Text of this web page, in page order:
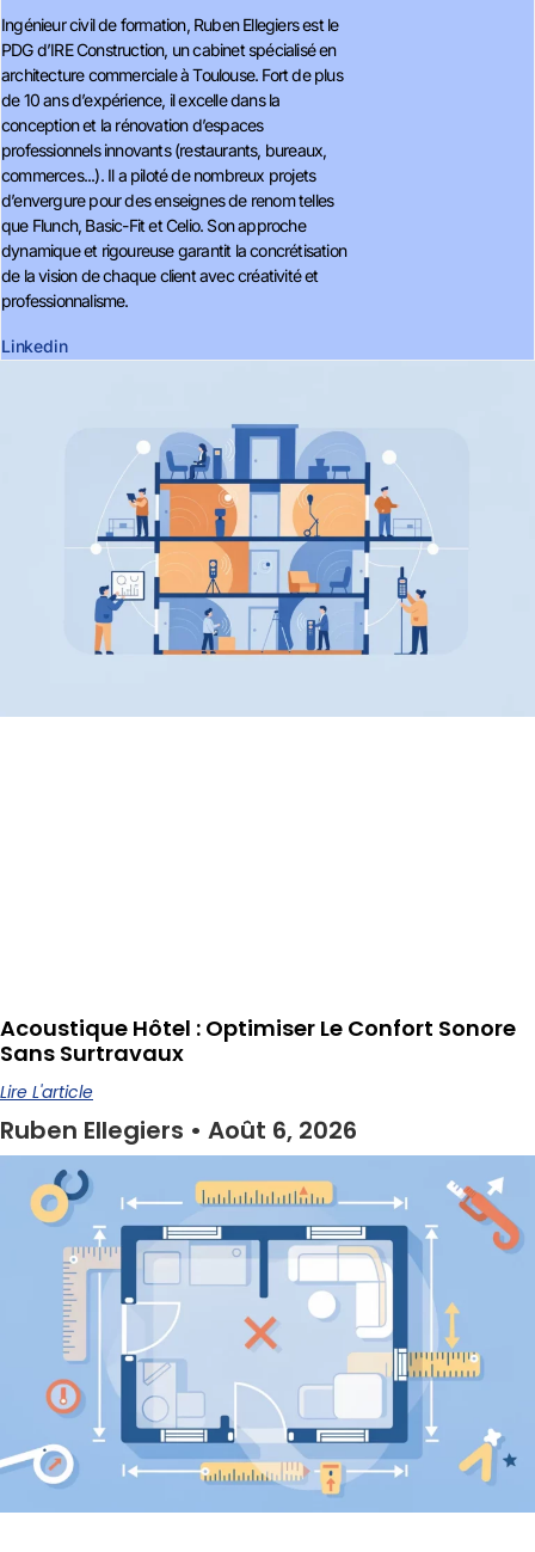
Ingénieur civil de formation, Ruben Ellegiers est le
PDG d’IRE Construction, un cabinet spécialisé en
architecture commerciale à Toulouse. Fort de plus
de 10 ans d’expérience, il excelle dans la
conception et la rénovation d’espaces
professionnels innovants (restaurants, bureaux,
commerces...). Il a piloté de nombreux projets
d’envergure pour des enseignes de renom telles
que Flunch, Basic-Fit et Celio. Son approche
dynamique et rigoureuse garantit la concrétisation
de la vision de chaque client avec créativité et
professionnalisme.
Linkedin
Acoustique Hôtel : Optimiser Le Confort Sonore
Sans Surtravaux
Lire L'article
Ruben Ellegiers Août 6, 2026